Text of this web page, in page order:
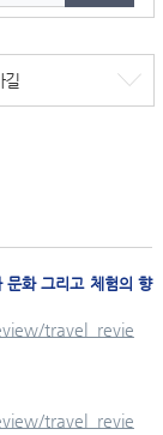
길
문화 그리고 체험의 향
travel_revie
travel_revie